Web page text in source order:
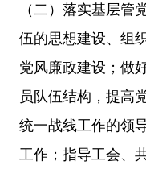
（二）落实基层管
伍的思想建设、组
党风廉政建设；做
员队伍结构，提高
统一战线工作的领
工作；指导工会、